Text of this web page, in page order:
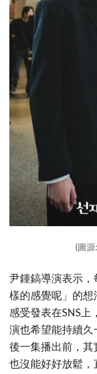
(圖
尹鍾鎬導演表示
樣的感覺呢」的
感受發表在SNS
演也希望能持續
後一集播出前，
也沒能好好放鬆